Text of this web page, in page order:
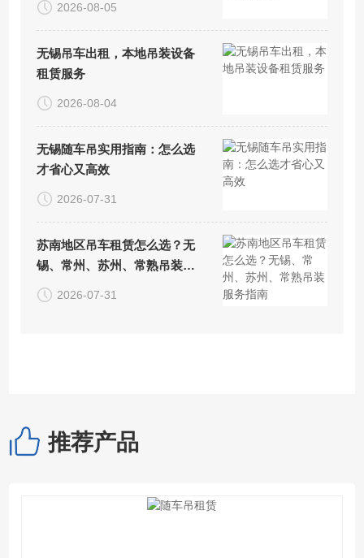
2026-08-05
无锡吊车出租，本地吊装设备
租赁服务
2026-08-04
无锡随车吊实用指南：怎么选
才省心又高效
2026-07-31
苏南地区吊车租赁怎么选？无
锡、常州、苏州、常熟吊装服
务指南
2026-07-31
推荐产品